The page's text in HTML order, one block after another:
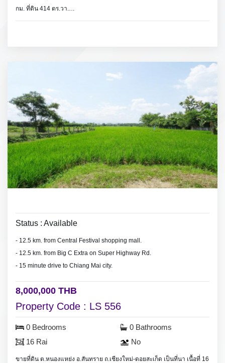
กม. ที่ดิน 414 ตร.วา.
Land for sale near Tesco Lotus on Hang Dong Rd., Land area 414
Property Code : LS 556
0 Bedrooms
16 Rai
0 Bathrooms
No
ขายที่ดิน ต.หนองแหย่ง อ.สันทราย ถ.เชียงใหม่-ดอยสะเก็ด เป็นที่นา เนื้อที่ 16
Status : Available
- 12.5 km. from Central Festival shopping mall.
- 12.5 km. from Big C Extra on Super Highway Rd.
- 15 minute drive to Chiang Mai city.
8,000,000 THB